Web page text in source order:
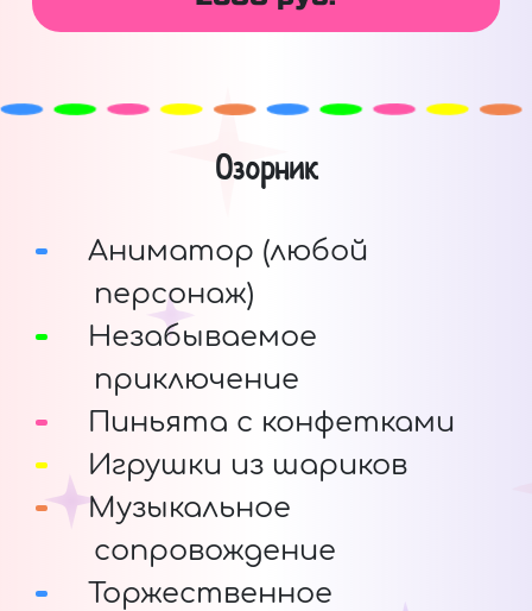
Озорник
Аниматор (любой
персонаж)
Незабываемое
приключение
Пиньята с конфетками
Игрушки из шариков
Музыкальное
сопровождение
Торжественное